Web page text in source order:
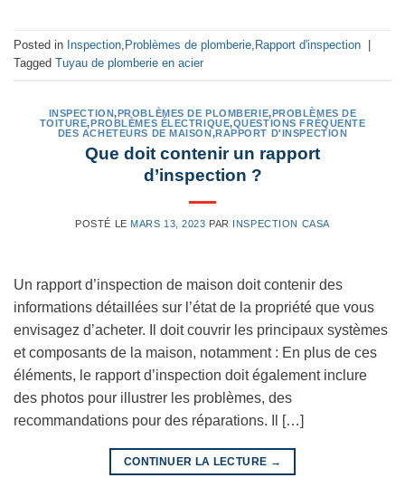
Posted in Inspection Problèmes de plomberie Rapport d'inspection
Tagged Tuyau de plomberie en acier
INSPECTION,PROBLÈMES DE PLOMBERIE,PROBLÈMES DE
TOITURE,PROBLÈMES ÉLECTRIQUE,QUESTIONS FRÉQUENTE
DES ACHETEURS DE MAISON,RAPPORT D'INSPECTION
Que doit contenir un rapport
d’inspection ?
POSTÉ LE MARS 13, 2023 PAR INSPECTION CASA
Un rapport d’inspection de maison doit contenir des
informations détaillées sur l’état de la propriété que vous
envisagez d’acheter. Il doit couvrir les principaux systèmes
et composants de la maison, notamment : En plus de ces
éléments, le rapport d’inspection doit également inclure
des photos pour illustrer les problèmes, des
recommandations pour des réparations. Il […]
CONTINUER LA LECTURE →